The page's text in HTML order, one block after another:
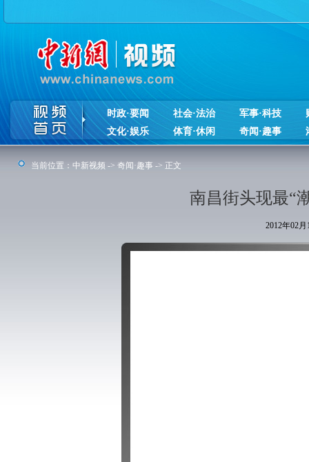
时政·要闻 社会·法治 军事·科技
文化·娱乐
体育·休闲 奇闻·趣事
当前位置： 中新视频 -> 奇闻·趣事 -> 正文
南昌街头现最“
2012年02